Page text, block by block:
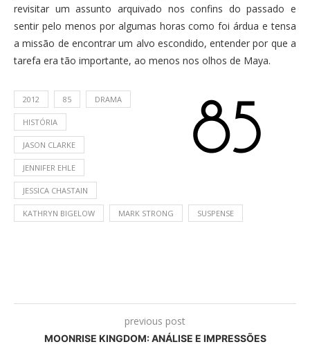
revisitar um assunto arquivado nos confins do passado e
sentir pelo menos por algumas horas como foi árdua e tensa
a missão de encontrar um alvo escondido, entender por que a
tarefa era tão importante, ao menos nos olhos de Maya.
2012 85 DRAMA
HISTÓRIA
JASON CLARKE
JENNIFER EHLE
JESSICA CHASTAIN
KATHRYN BIGELOW MARK STRONG SUSPENSE
previous post
MOONRISE KINGDOM: ANÁLISE E IMPRESSÕES